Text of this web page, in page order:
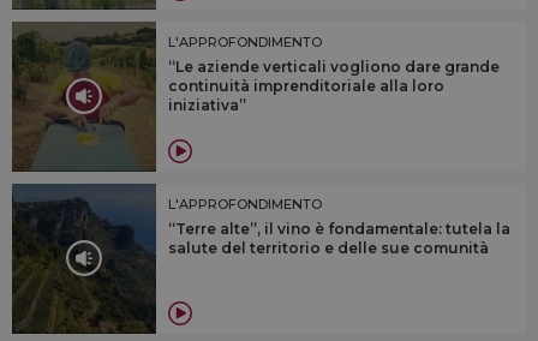
L'APPROFONDIMENTO
“Le aziende verticali vogliono dare grande
continuità imprenditoriale alla loro
iniziativa”
L'APPROFONDIMENTO
“Terre alte”, il vino è fondamentale: tutela la
salute del territorio e delle sue comunità